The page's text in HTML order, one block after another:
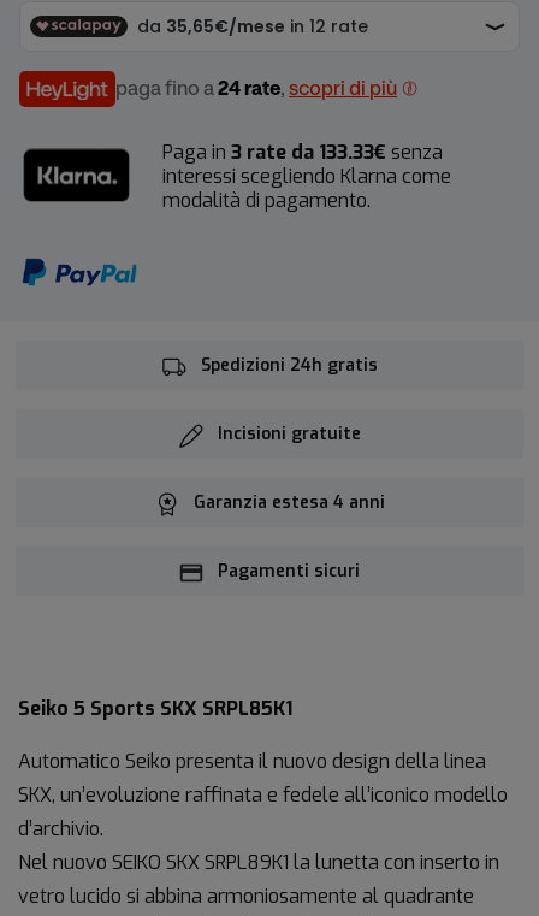
paga fino a 24 rate, scopri di più
Paga in 3 rate da 133.33€ senza
interessi scegliendo Klarna come
modalità di pagamento.
Spedizioni 24h gratis
Incisioni gratuite
Garanzia estesa 4 anni
Pagamenti sicuri
Seiko 5 Sports SKX SRPL85K1
Automatico Seiko presenta il nuovo design della linea
SKX, un’evoluzione raffinata e fedele all’iconico modello
d’archivio.
Nel nuovo SEIKO SKX SRPL89K1 la lunetta con inserto in
vetro lucido si abbina armoniosamente al quadrante